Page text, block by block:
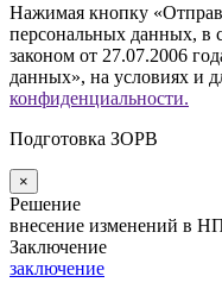
Нажимая кнопку
персональных данных, в
законом от 27.07.2006
данных», на условиях и
конфиденциальности.
Подготовка ЗОРВ
×
Решение
внесение изменений в
Заключение
заключение